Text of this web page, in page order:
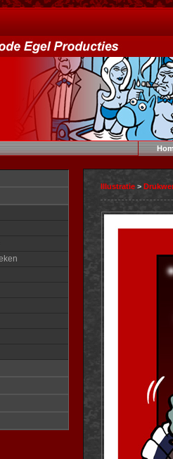
Illustratie >